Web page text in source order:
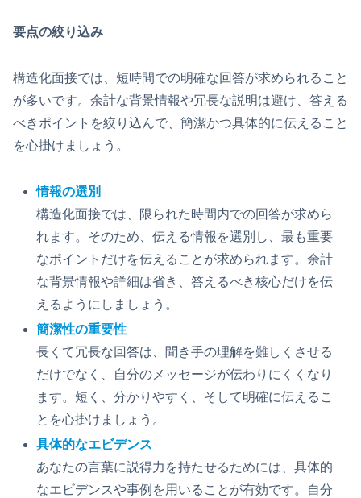
要点の絞り込み
構造化面接では、短時間での明確な回答が求められること
が多いです。余計な背景情報や冗長な説明は避け、答える
べきポイントを絞り込んで、簡潔かつ具体的に伝えること
を心掛けましょう。
情報の選別
構造化面接では、限られた時間内での回答が求めら
れます。そのため、伝える情報を選別し、最も重要
なポイントだけを伝えることが求められます。余計
な背景情報や詳細は省き、答えるべき核心だけを伝
えるようにしましょう。
簡潔性の重要性
長くて冗長な回答は、聞き手の理解を難しくさせる
だけでなく、自分のメッセージが伝わりにくくなり
ます。短く、分かりやすく、そして明確に伝えるこ
とを心掛けましょう。
具体的なエビデンス
あなたの言葉に説得力を持たせるためには、具体的
なエビデンスや事例を用いることが有効です。自分